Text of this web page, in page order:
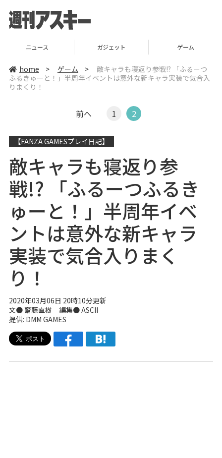
ニュース ガジェット ゲーム
home > ゲーム >
敵キャラも寝返り参戦!? 「ふるーつ
ふるきゅーと！」半周年イベントは意外な新キャラ実装で気合入
りまくり！
前へ 1 2
【FANZA GAMESプレイ日記】
敵キャラも寝返り参
戦!? 「ふるーつふるき
ゅーと！」半周年イベ
ントは意外な新キャラ
実装で気合入りまく
り！
2020年03月06日 20時10分更新
文● 齋藤直樹 編集● ASCII
提供: DMM GAMES